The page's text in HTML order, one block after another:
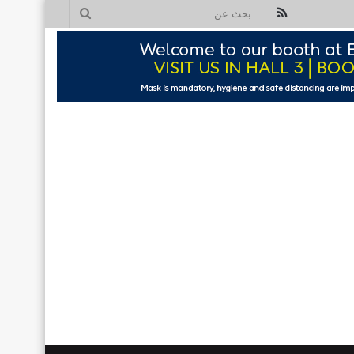
بحث
ملخص
الموقع
RSS